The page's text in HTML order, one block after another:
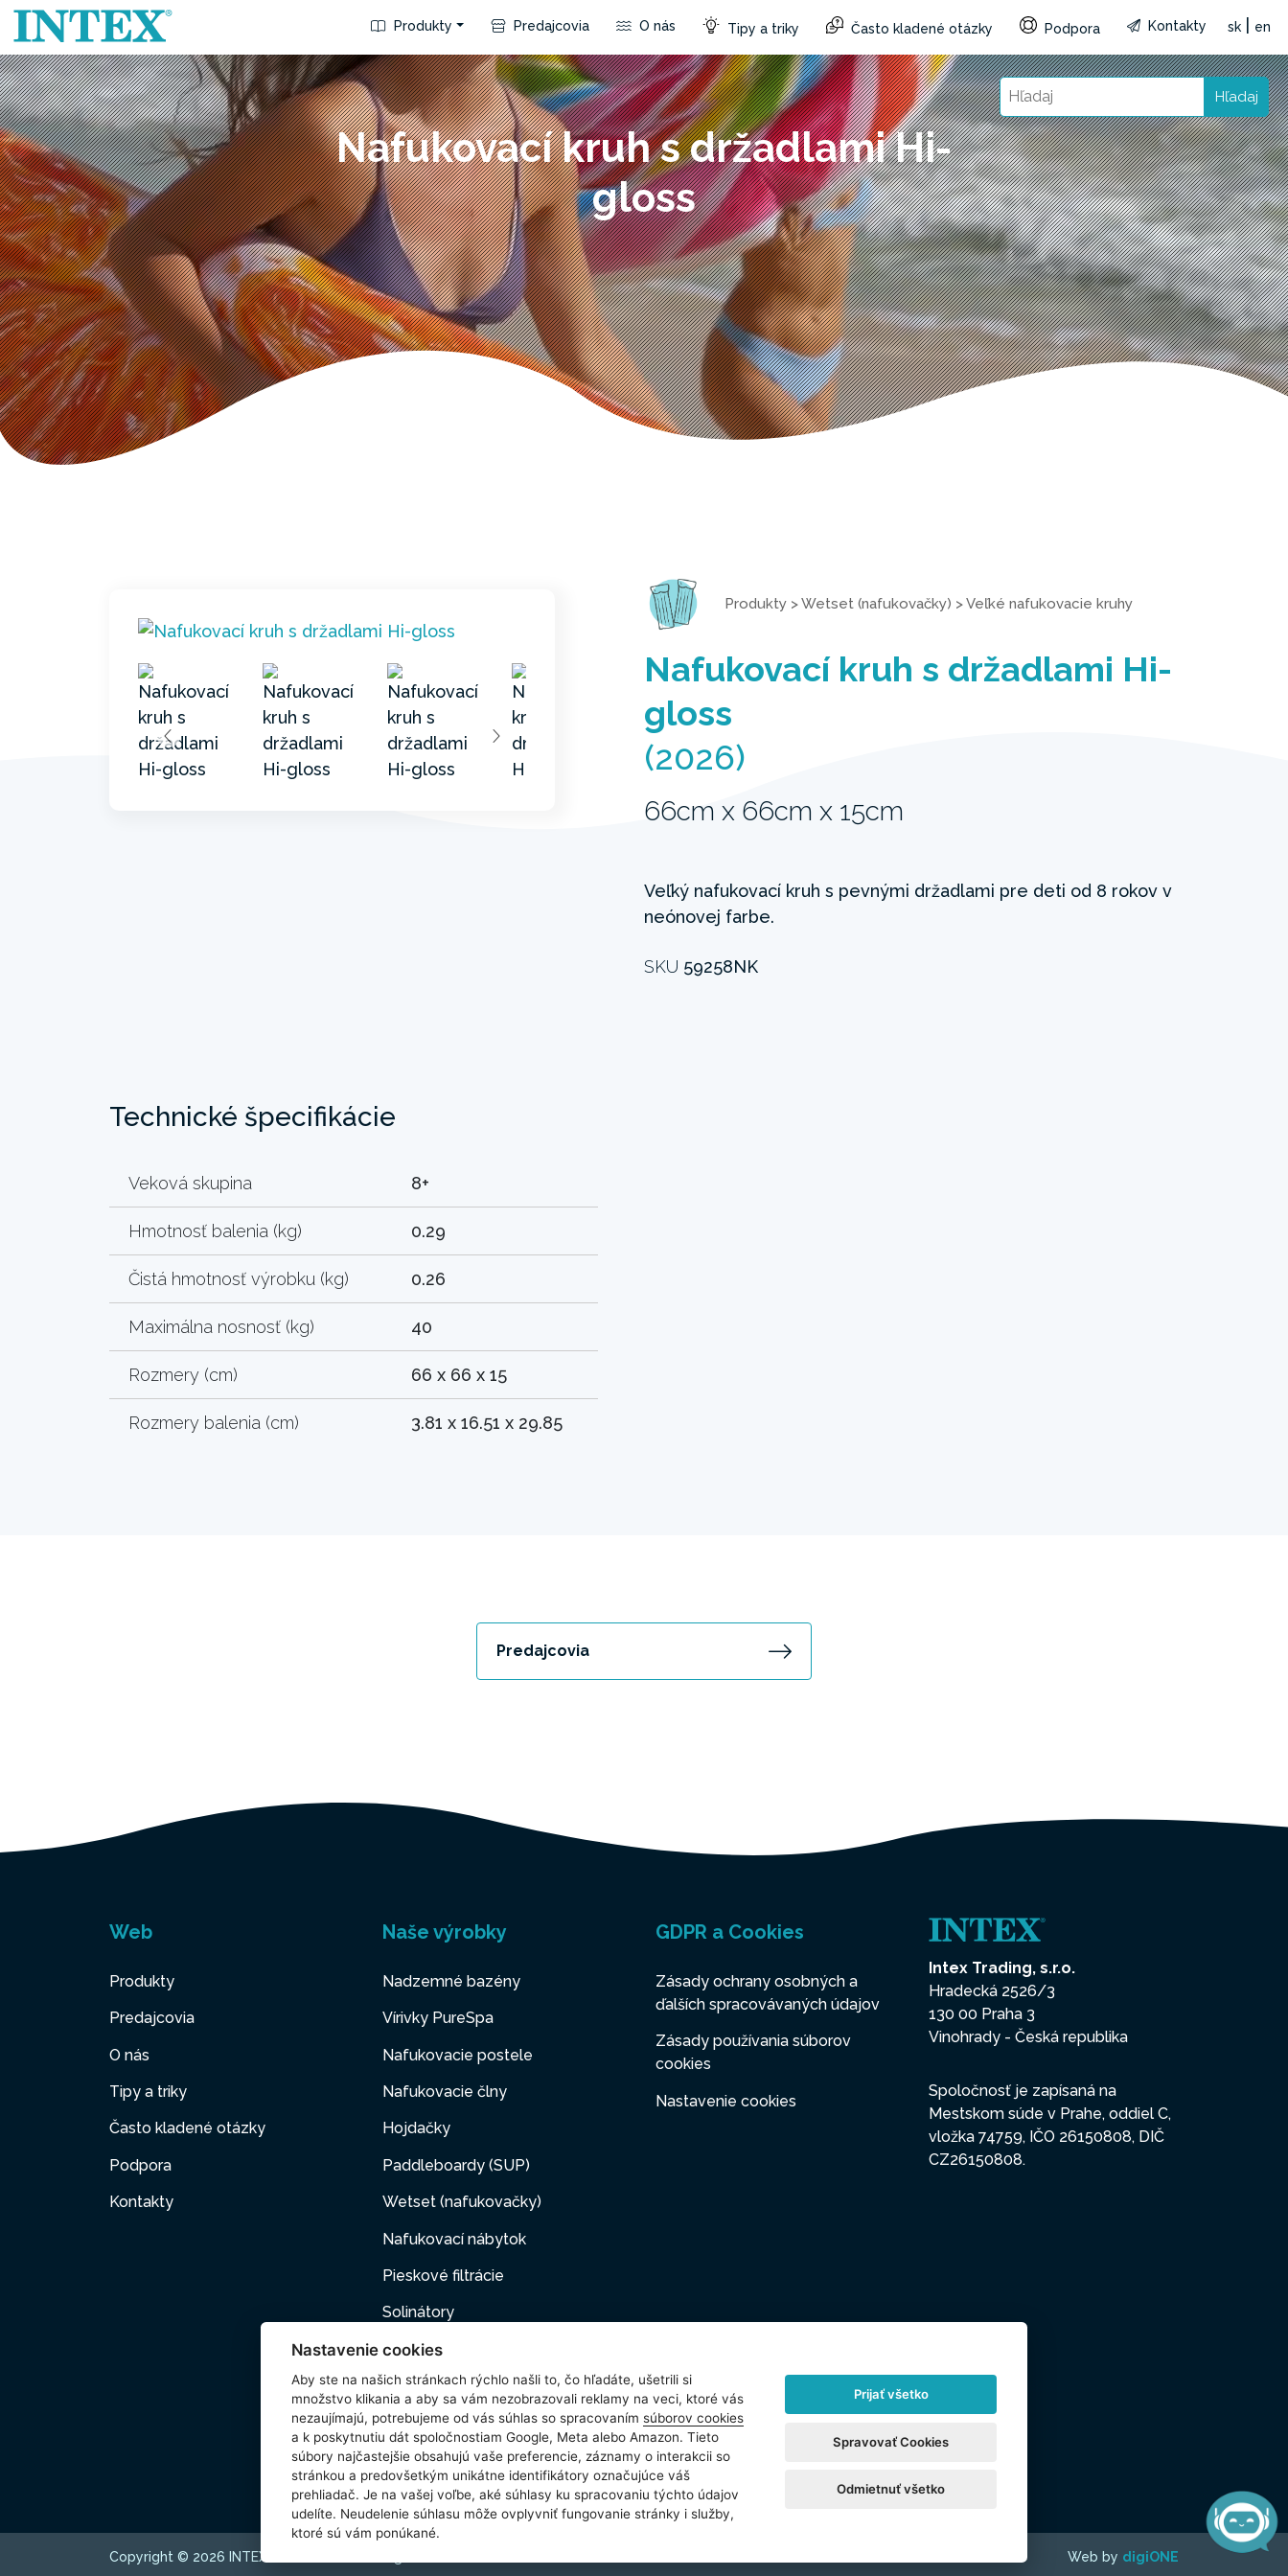
Produkty Predajcovia O nás Tipy a triky Často kladené otázky Podpora Kontakty sk en
Hľadaj
Nafukovací kruh s držadlami Hi-
gloss
Produkty >Wetset (nafukovačky) >Veľké nafukovacie kruhy
Nafukovací kruh s držadlami Hi-
gloss
(2026)
66cm x 66cm x 15cm
Veľký nafukovací kruh s pevnými držadlami pre deti od 8 rokov v
neónovej farbe.
SKU 59258NK
Technické špecifikácie
Veková skupina 8+
Hmotnosť balenia (kg) 0.29
Čistá hmotnosť výrobku (kg) 0.26
Maximálna nosnosť (kg) 40
Rozmery (cm) 66 x 66 x 15
Rozmery balenia (cm) 3.81 x 16.51 x 29.85
Predajcovia
Web
Produkty
Predajcovia
O nás
Tipy a triky
Často kladené otázky
Podpora
Kontakty
Naše výrobky
Nadzemné bazény
Vírivky PureSpa
Nafukovacie postele
Nafukovacie člny
Hojdačky
Paddleboardy (SUP)
Wetset (nafukovačky)
Nafukovací nábytok
Pieskové filtrácie
Solinátory
Nafukovacie pumpy
Kartušové filtrácie
Domáci maznáčikovia
Príslušenstvo
GDPR a Cookies
Zásady ochrany osobných a
ďalších spracovávaných údajov
Zásady používania súborov
cookies
Nastavenie cookies
Intex Trading, s.r.o.
Hradecká 2526/3
130 00 Praha 3
Vinohrady - Česká republika
Spoločnosť je zapísaná na
Mestskom súde v Prahe, oddiel C,
vložka 74759, IČO 26150808, DIČ
CZ26150808.
Copyright © 2026 INTEX TRADING s.r.o. All rights reserved. Web by digiONE
Nastavenie cookies
Aby ste na našich stránkach rýchlo našli to, čo hľadáte, ušetrili si
množstvo klikania a aby sa vám nezobrazovali reklamy na veci, ktoré vás
nezaujímajú, potrebujeme od vás súhlas so spracovaním súborov cookies
a k poskytnutiu dát spoločnostiam Google, Meta alebo Amazon. Tieto
súbory najčastejšie obsahujú vaše preferencie, záznamy o interakcii so
stránkou a predovšetkým unikátne identifikátory označujúce váš
prehliadač. Je na vašej voľbe, aké súhlasy ku spracovaniu týchto údajov
udelíte. Neudelenie súhlasu mȏže ovplyvniť fungovanie stránky i služby,
ktoré sú vám ponúkané.
Prijať všetko
Spravovať Cookies
Odmietnuť všetko